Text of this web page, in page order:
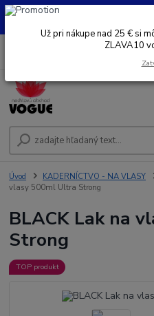
UŽ PRI NÁKUPE OD 30 € SI
Úvod KADERNÍCTVO - NA VLASY
vlasy 500ml Ultra Strong
BLACK Lak na
Strong
TOP produkt
Už pri nákupe nad 25 € si
ZLAVA10